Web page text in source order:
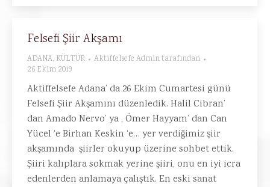
Felsefi Şiir Akşamı
ADANA, KÜLTÜR Aktiffelsefe Admintarafından
26 Ekim 2019
Aktiffelsefe Adana’ da 26 Ekim Cumartesi günü
Felsefi Şiir Akşamını düzenledik. Halil Cibran’
dan Amado Nervo’ ya , Ömer Hayyam’ dan Can
Yücel ‘e Birhan Keskin ‘e… yer verdiğimiz şiir
akşamında şiirler okuyup üzerine sohbet ettik.
Şiiri kalıplara sokmak yerine şiiri, onu en iyi icra
edenlerden anlamaya çalıştık. En eski sanat